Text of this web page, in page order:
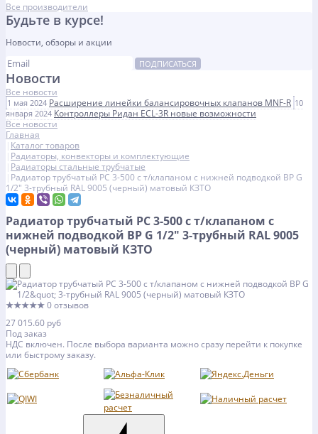
Все производители
Будьте в курсе!
Новости, обзоры и акции
ПОДПИСАТЬСЯ
Новости
Все новости
1 мая 2024 Расширение линейки балансировочных клапанов MNF-R 10
января 2024 Контроллеры Ридан ECL-3R новые возможности
Все новости
Главная
Каталог товаров
Радиаторы, конвекторы и комплектующие
Радиаторы стальные трубчатые
Радиатор трубчатый РС 3-500 с т/клапаном с нижней подводкой ВР G
1/2" 3-трубный RAL 9005 (черный) матовый КЗТО
Радиатор трубчатый РС 3-500 с т/клапаном с
нижней подводкой ВР G 1/2" 3-трубный RAL 9005
(черный) матовый КЗТО
★★★★★0 отзывов
27 015.60 руб
Под заказ
НДС включен. После выбора варианта можно сразу перейти к покупке
или быстрому заказу.